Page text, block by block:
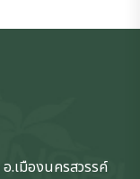
อ.เมืองนครสวรรค์